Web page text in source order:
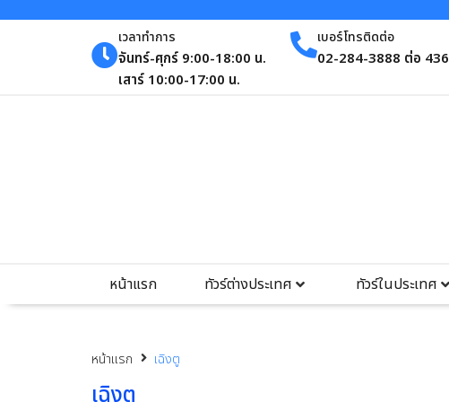
เวลาทำการ
จันทร์-ศุกร์ 9:00-18:00 น.
เสาร์ 10:00-17:00 น.
เบอร์โทรติดต่อ
02-284-3888 ต่อ 436
หน้าแรก ทัวร์ต่างประเทศ ทัวร์ในประเทศ
หน้าแรก เฉิงตู
เฉิงตู